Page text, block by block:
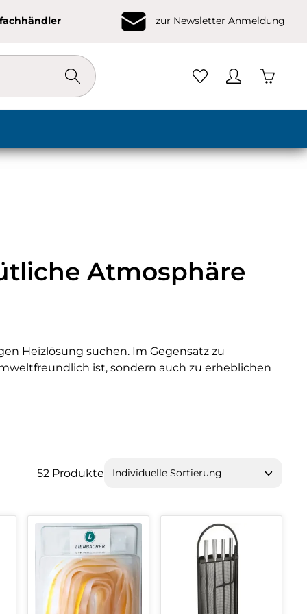
zur Newsletter Anmeldung
Atmosphäre
Heizlösung suchen. Im Gegensatz zu
ist, sondern auch zu erheblichen
52 Produkte